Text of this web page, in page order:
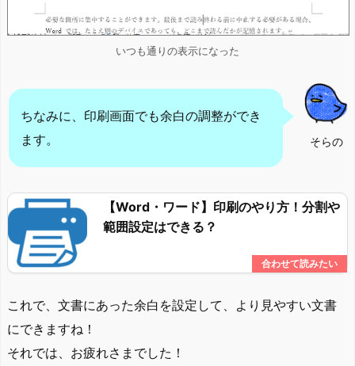
いつも通りの表示になった
そらの
ちなみに、印刷画面でも余白の調整ができ
ます。
【Word・ワード】印刷のやり方！分割や
範囲設定はできる？
これで、文書にあった余白を設定して、より見やすい文書
にできますね！
それでは、お疲れさまでした！